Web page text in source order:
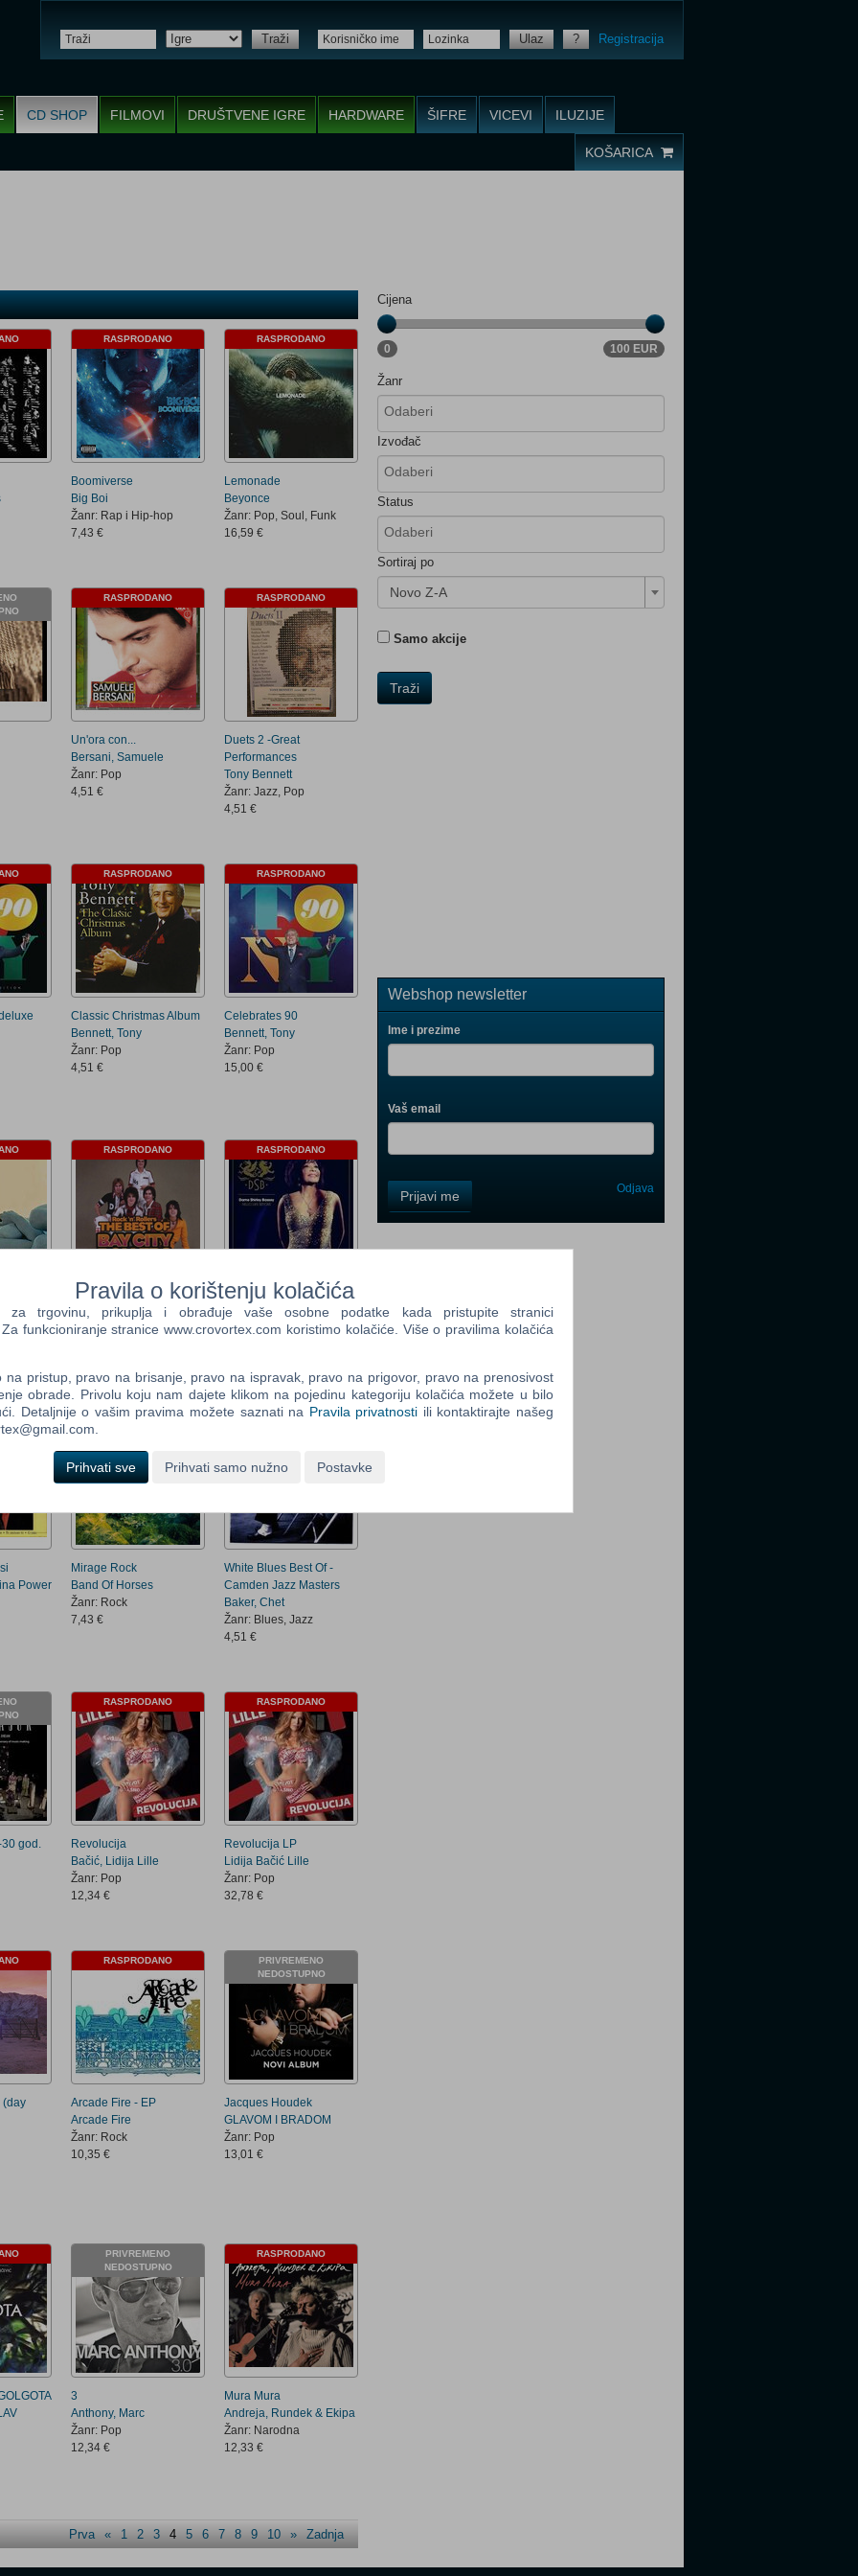
Traži Ulaz ? Registracija
CD SHOP FILMOVI DRUŠTVENE IGRE HARDWARE ŠIFRE VICEVI ILUZIJE
KOŠARICA
RASPRODANO
Boomiverse
Big Boi
Žanr: Rap i Hip-hop
7,43 €
RASPRODANO
Lemonade
Beyonce
Žanr: Pop, Soul, Funk
16,59 €
RASPRODANO
Un'ora con...
Bersani, Samuele
Žanr: Pop
4,51 €
RASPRODANO
Duets 2 -Great
Performances
Tony Bennett
Žanr: Jazz, Pop
4,51 €
RASPRODANO
Classic Christmas Album
Bennett, Tony
Žanr: Pop
4,51 €
RASPRODANO
Celebrates 90
Bennett, Tony
Žanr: Pop
15,00 €
RASPRODANO
Camden Deluxe Best
Of..Rock'N'Rollers
Bay City Rollers
RASPRODANO
Hello Like Before
Bassey, Dame Shirley
/RPC
Power
Mirage Rock
Band Of Horses
Žanr: Rock
7,43 €
White Blues Best Of -
Camden Jazz Masters
Baker, Chet
Žanr: Blues, Jazz
4,51 €
god.
RASPRODANO
Revolucija
Bačić, Lidija Lille
Žanr: Pop
12,34 €
RASPRODANO
Revolucija LP
Lidija Bačić Lille
Žanr: Pop
32,78 €
(day
RASPRODANO
Arcade Fire - EP
Arcade Fire
Žanr: Rock
10,35 €
PRIVREMENO
NEDOSTUPNO
Jacques Houdek
GLAVOM I BRADOM
Žanr: Pop
13,01 €
PRIVREMENO
NEDOSTUPNO
3
Anthony, Marc
Žanr: Pop
12,34 €
RASPRODANO
Mura Mura
Andreja, Rundek & Ekipa
Žanr: Narodna
12,33 €
Prva « 1 2 3 4 5 6 7 8 9 10 » Zadnja
Cijena
0 100 EUR
Žanr
Izvođač
Status
Sortiraj po
Novo Z-A
Samo akcije
Traži
Webshop newsletter
Ime i prezime
Vaš email
Field
One
Control
Field
Prijavi me Odjava
Pravila o korištenju kolačića
za trgovinu, prikuplja i obrađuje vaše osobne podatke kada pristupite stranici
funkcioniranje stranice www.crovortex.com koristimo kolačiće. Više o pravilima kolačića
na pristup, pravo na brisanje, pravo na ispravak, pravo na prigovor, pravo na prenosivost
obrade. Privolu koju nam dajete klikom na pojedinu kategoriju kolačića možete u bilo
Detaljnije o vašim pravima možete saznati na Pravila privatnosti ili kontaktirajte našeg
Prihvati sve Prihvati samo nužno Postavke